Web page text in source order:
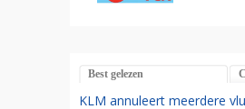
Best gelezen
KLM annuleert meerdere